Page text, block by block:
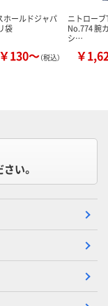
ホールドジャパ
袋
￥130～（税込）
ニトローブ
No.774 腕
シ…
￥
い。